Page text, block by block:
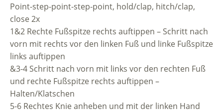
Point-step-point-step-point, hold/clap, hitch/clap,
close 2x
1&2 Rechte Fußspitze rechts auftippen – Schritt nach
vorn mit rechts vor den linken Fuß und linke Fußspitze
links auftippen
&3-4 Schritt nach vorn mit links vor den rechten Fuß
und rechte Fußspitze rechts auftippen –
Halten/Klatschen
5-6 Rechtes Knie anheben und mit der linken Hand